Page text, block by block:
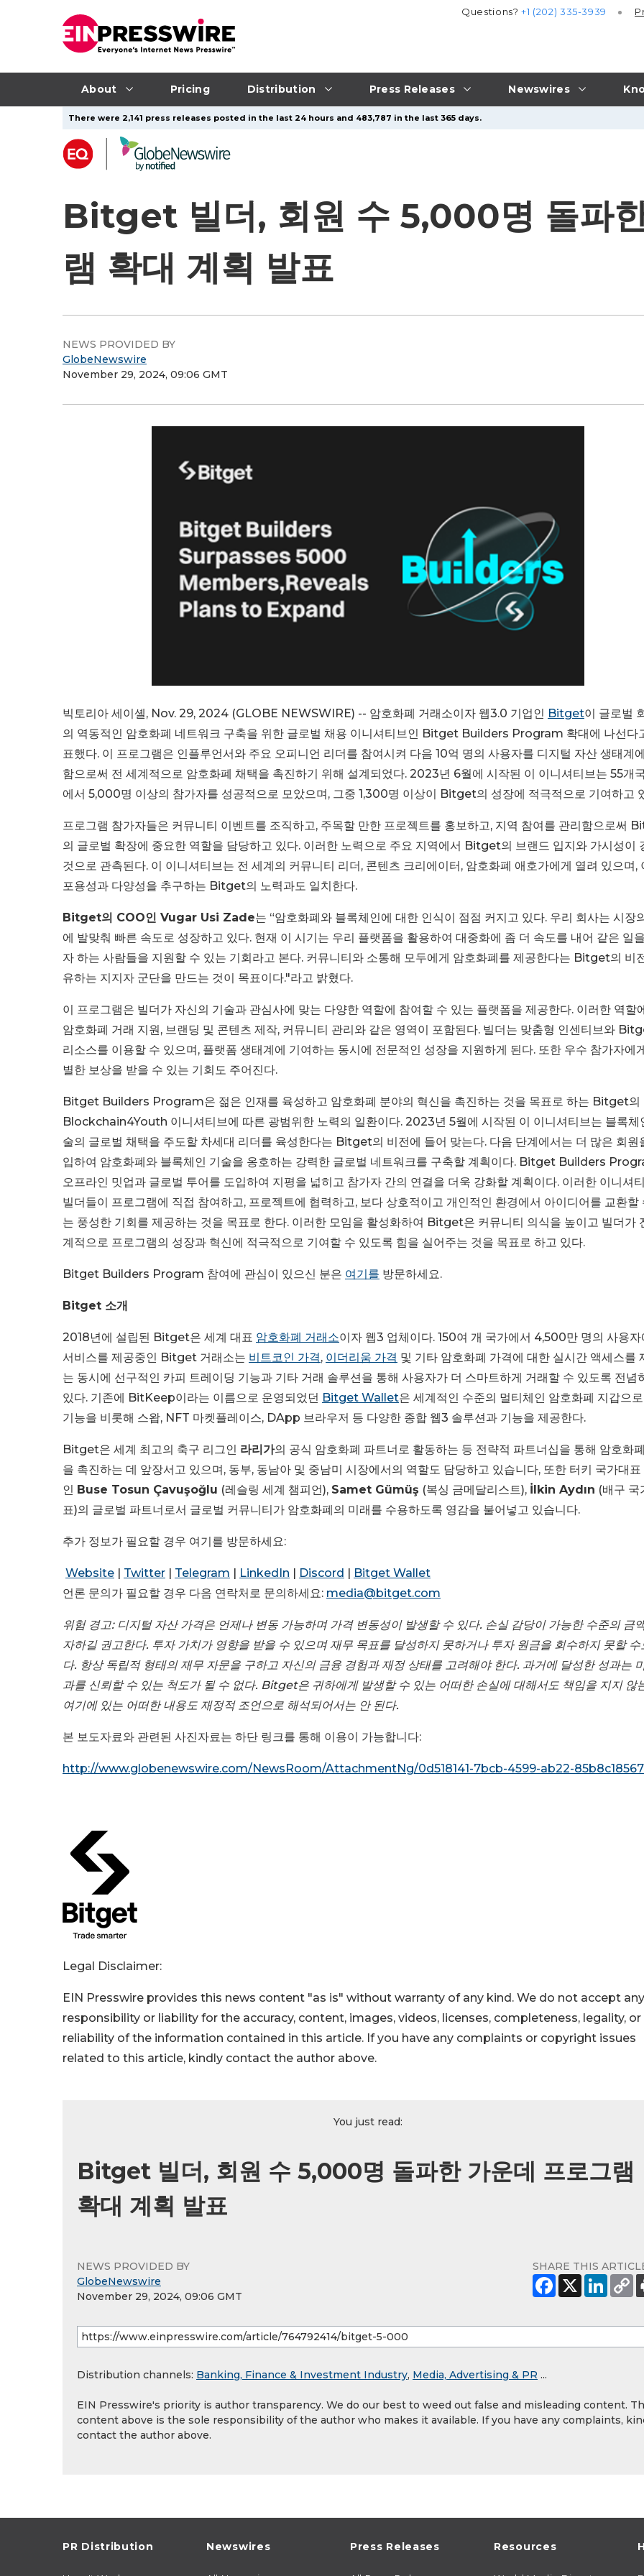
About Pricing Distribution Press Releases Newswires
Questions?+1 (202) 335-3939
There were 2,141 press releases posted in the last 24 hours and 483,787 in the last 365 days.
Bitget 빌더, 회원 수 5,000명 돌파
램 확대 계획 발표
NEWS PROVIDED BY
GlobeNewswire
November 29, 2024, 09:06 GMT
빅토리아 세이셸, Nov. 29, 2024 (GLOBE NEWSWIRE) -- 암호화폐 거래소이자 웹3.0 기업인 Bitget이 글로벌
의 역동적인 암호화폐 네트워크 구축을 위한 글로벌 채용 이니셔티브인 Bitget Builders Program 확대에 나선다
표했다. 이 프로그램은 인플루언서와 주요 오피니언 리더를 참여시켜 다음 10억 명의 사용자를 디지털 자산 생태계
함으로써 전 세계적으로 암호화폐 채택을 촉진하기 위해 설계되었다. 2023년 6월에 시작된 이 이니셔티브는 55개
에서 5,000명 이상의 참가자를 성공적으로 모았으며, 그중 1,300명 이상이 Bitget의 성장에 적극적으로 기여하고
프로그램 참가자들은 커뮤니티 이벤트를 조직하고, 주목할 만한 프로젝트를 홍보하고, 지역 참여를 관리함으로써
의 글로벌 확장에 중요한 역할을 담당하고 있다. 이러한 노력으로 주요 지역에서 Bitget의 브랜드 입지와 가시성이
것으로 관측된다. 이 이니셔티브는 전 세계의 커뮤니티 리더, 콘텐츠 크리에이터, 암호화폐 애호가에게 열려 있으며,
포용성과 다양성을 추구하는 Bitget의 노력과도 일치한다.
Bitget의 COO인 Vugar Usi Zade는 “암호화폐와 블록체인에 대한 인식이 점점 커지고 있다. 우리 회사는 시장
에 발맞춰 빠른 속도로 성장하고 있다. 현재 이 시기는 우리 플랫폼을 활용하여 대중화에 좀 더 속도를 내어 같은 일
자 하는 사람들을 지원할 수 있는 기회라고 본다. 커뮤니티와 소통해 모두에게 암호화폐를 제공한다는 Bitget의 비
유하는 지지자 군단을 만드는 것이 목표이다."라고 밝혔다.
이 프로그램은 빌더가 자신의 기술과 관심사에 맞는 다양한 역할에 참여할 수 있는 플랫폼을 제공한다. 이러한 역할
암호화폐 거래 지원, 브랜딩 및 콘텐츠 제작, 커뮤니티 관리와 같은 영역이 포함된다. 빌더는 맞춤형 인센티브와
리소스를 이용할 수 있으며, 플랫폼 생태계에 기여하는 동시에 전문적인 성장을 지원하게 된다. 또한 우수 참가자에
별한 보상을 받을 수 있는 기회도 주어진다.
Bitget Builders Program은 젊은 인재를 육성하고 암호화폐 분야의 혁신을 촉진하는 것을 목표로 하는 Bitget의
Blockchain4Youth 이니셔티브에 따른 광범위한 노력의 일환이다. 2023년 5월에 시작된 이 이니셔티브는 블록체
술의 글로벌 채택을 주도할 차세대 리더를 육성한다는 Bitget의 비전에 들어 맞는다. 다음 단계에서는 더 많은 회원
입하여 암호화폐와 블록체인 기술을 옹호하는 강력한 글로벌 네트워크를 구축할 계획이다. Bitget Builders
오프라인 밋업과 글로벌 투어를 도입하여 지평을 넓히고 참가자 간의 연결을 더욱 강화할 계획이다. 이러한 이니셔
빌더들이 프로그램에 직접 참여하고, 프로젝트에 협력하고, 보다 상호적이고 개인적인 환경에서 아이디어를 교환할
는 풍성한 기회를 제공하는 것을 목표로 한다. 이러한 모임을 활성화하여 Bitget은 커뮤니티 의식을 높이고 빌더가
계적으로 프로그램의 성장과 혁신에 적극적으로 기여할 수 있도록 힘을 실어주는 것을 목표로 하고 있다.
Bitget Builders Program 참여에 관심이 있으신 분은 여기를 방문하세요.
Bitget 소개
2018년에 설립된 Bitget은 세계 대표 암호화폐 거래소이자 웹3 업체이다. 150여 개 국가에서 4,500만 명의 사용자
서비스를 제공중인 Bitget 거래소는 비트코인 가격, 이더리움 가격 및 기타 암호화폐 가격에 대한 실시간 액세스를
는 동시에 선구적인 카피 트레이딩 기능과 기타 거래 솔루션을 통해 사용자가 더 스마트하게 거래할 수 있도록 전념
있다. 기존에 BitKeep이라는 이름으로 운영되었던 Bitget Wallet은 세계적인 수준의 멀티체인 암호화폐 지갑으
기능을 비롯해 스왑, NFT 마켓플레이스, DApp 브라우저 등 다양한 종합 웹3 솔루션과 기능을 제공한다.
Bitget은 세계 최고의 축구 리그인 라리가의 공식 암호화폐 파트너로 활동하는 등 전략적 파트너십을 통해 암호화
을 촉진하는 데 앞장서고 있으며, 동부, 동남아 및 중남미 시장에서의 역할도 담당하고 있습니다, 또한 터키 국가대표
인 Buse Tosun Çavuşoğlu (레슬링 세계 챔피언), Samet Gümüş (복싱 금메달리스트), İlkin Aydın (배구 국
표)의 글로벌 파트너로서 글로벌 커뮤니티가 암호화폐의 미래를 수용하도록 영감을 불어넣고 있습니다.
추가 정보가 필요할 경우 여기를 방문하세요:
Website Twitter Telegram LinkedIn Discord
Bitget Wallet
언론 문의가 필요할 경우 다음 연락처로 문의하세요: media@bitget.com
위험 경고: 디지털 자산 가격은 언제나 변동 가능하며 가격 변동성이 발생할 수 있다. 손실 감당이 가능한 수준의 금
자하길 권고한다. 투자 가치가 영향을 받을 수 있으며 재무 목표를 달성하지 못하거나 투자 원금을 회수하지 못할 수
다. 항상 독립적 형태의 재무 자문을 구하고 자신의 금융 경험과 재정 상태를 고려해야 한다. 과거에 달성한 성과는
과를 신뢰할 수 있는 척도가 될 수 없다. Bitget은 귀하에게 발생할 수 있는 어떠한 손실에 대해서도 책임을 지지 않
여기에 있는 어떠한 내용도 재정적 조언으로 해석되어서는 안 된다.
본 보도자료와 관련된 사진자료는 하단 링크를 통해 이용이 가능합니다:
http://www.globenewswire.com/NewsRoom/AttachmentNg/0d518141-7bcb-4599-ab22-
Legal Disclaimer:
EIN Presswire provides this news content "as is" without warranty of any kind. We do not accept any
responsibility or liability for the accuracy, content, images, videos, licenses, completeness, legality, or
reliability of the information contained in this article. If you have any complaints or copyright issues
related to this article, kindly contact the author above.
You just read:
Bitget 빌더, 회원 수 5,000명 돌파한 가운데 프로그램
확대 계획 발표
NEWS PROVIDED BY
GlobeNewswire
November 29, 2024, 09:06 GMT
SHARE THIS
Distribution channels: Banking, Finance & Investment Industry, Media, Advertising & PR ...
EIN Presswire's priority is author transparency. We do our best to weed out false and misleading content.
content above is the sole responsibility of the author who makes it available. If you have any complaints,
contact the author above.
PR Distribution Newswires Press Releases Resources